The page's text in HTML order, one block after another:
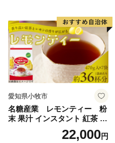
愛知県小牧市
名糖産業 レモンティー 粉
末 果汁 インスタント 紅茶 ビ
タミンC 袋 ロングセラー 粉
末飲料 粉末茶 簡単 手軽 ホッ
22,000円